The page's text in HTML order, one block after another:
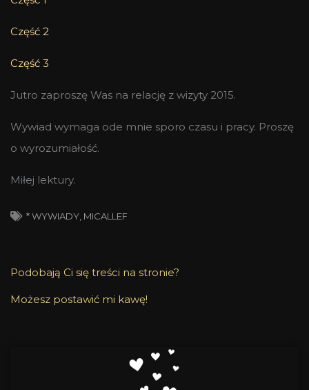
Część 2
Część 3
Jutro zaproszę Was na relację z wizyty 2015.
Wywiad wymaga ode mnie sporo czasu i pracy. Proszę
o wyrozumiałość.
Miłej lektury.
* WYWIADY MICALLEF
Podobają Ci się treści na stronie?
Możesz postawić mi kawę!